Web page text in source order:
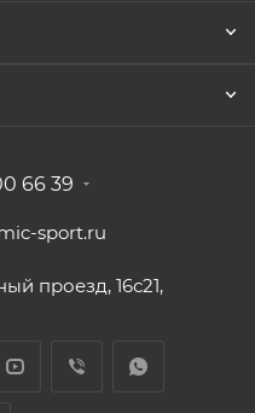
66 39
sport.ru
проезд, 16с21,